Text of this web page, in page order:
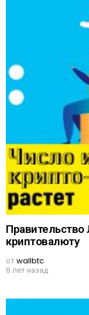
криптовалюту
отwallbtc
6 лет назад